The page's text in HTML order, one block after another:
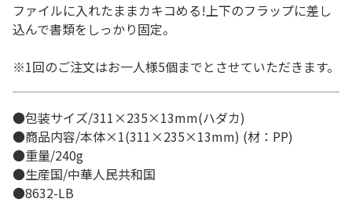
ファイルに入れたままカキコめる!上下のフラップに差し
込んで書類をしっかり固定。
※1回のご注文はお一人様5個までとさせていただきます。
●包装サイズ/311×235×13mm(ハダカ)
●商品内容/本体×1(311×235×13mm) (材：PP)
●重量/240g
●生産国/中華人民共和国
●8632-LB